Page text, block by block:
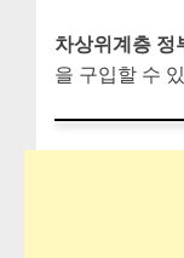
차상위계층 정
을 구입할 수